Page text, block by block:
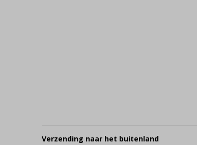
Verzending naar het buitenland